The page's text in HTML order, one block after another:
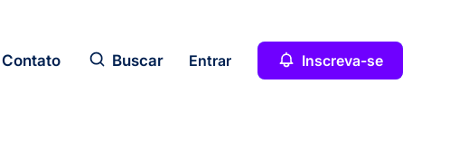
Contato Buscar Entrar Inscreva-se